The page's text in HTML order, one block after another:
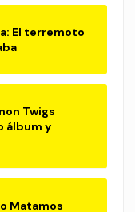
El terremoto
Twigs
álbum y
Matamos